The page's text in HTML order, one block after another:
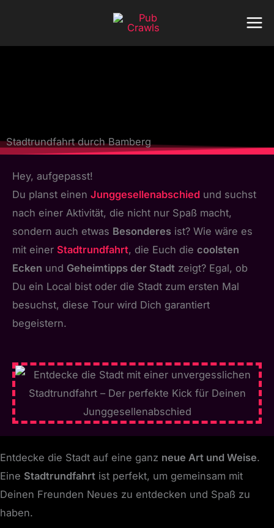
springen
Stadtrundfahrt durch Bamberg
Hey, aufgepasst!
Du planst einen Junggesellenabschied und suchst
nach einer Aktivität, die nicht nur Spaß macht,
sondern auch etwas Besonderes ist? Wie wäre es
mit einer Stadtrundfahrt, die Euch die coolsten
Ecken und Geheimtipps der Stadt zeigt? Egal, ob
Du ein Local bist oder die Stadt zum ersten Mal
besuchst, diese Tour wird Dich garantiert
begeistern.
Entdecke die Stadt auf eine ganz neue Art und Weise.
Eine Stadtrundfahrt ist perfekt, um gemeinsam mit
Deinen Freunden Neues zu entdecken und Spaß zu
haben.